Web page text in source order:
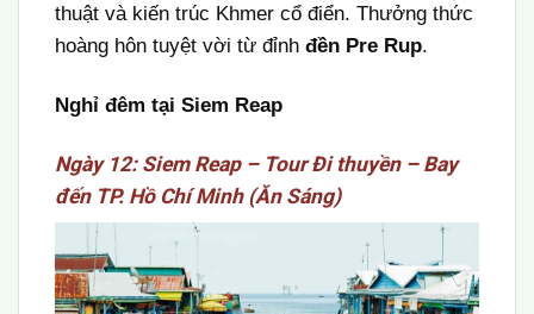
thuật và kiến trúc Khmer cổ điển. Thưởng thức
hoàng hôn tuyệt vời từ đỉnh đền Pre Rup.
Nghỉ đêm tại Siem Reap
Ngày 12: Siem Reap – Tour Đi thuyền – Bay
đến TP. Hồ Chí Minh (Ăn Sáng)